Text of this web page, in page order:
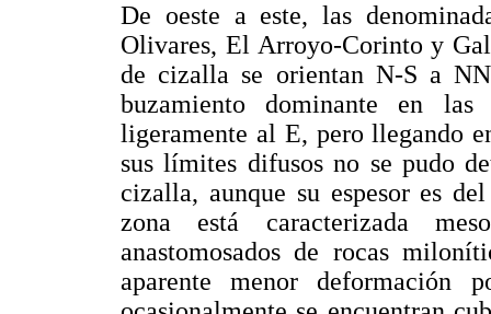
De oeste a este, las
Olivares, El Arroyo-Corinto y
de cizalla se orientan N-S a
buzamiento dominante en
ligeramente al E, pero llegando
sus límites difusos no se pudo
cizalla, aunque su espesor es
zona está caracterizada
anastomosados de rocas
aparente menor